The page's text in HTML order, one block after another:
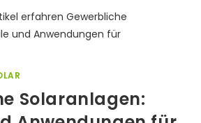
Solaranlagen: